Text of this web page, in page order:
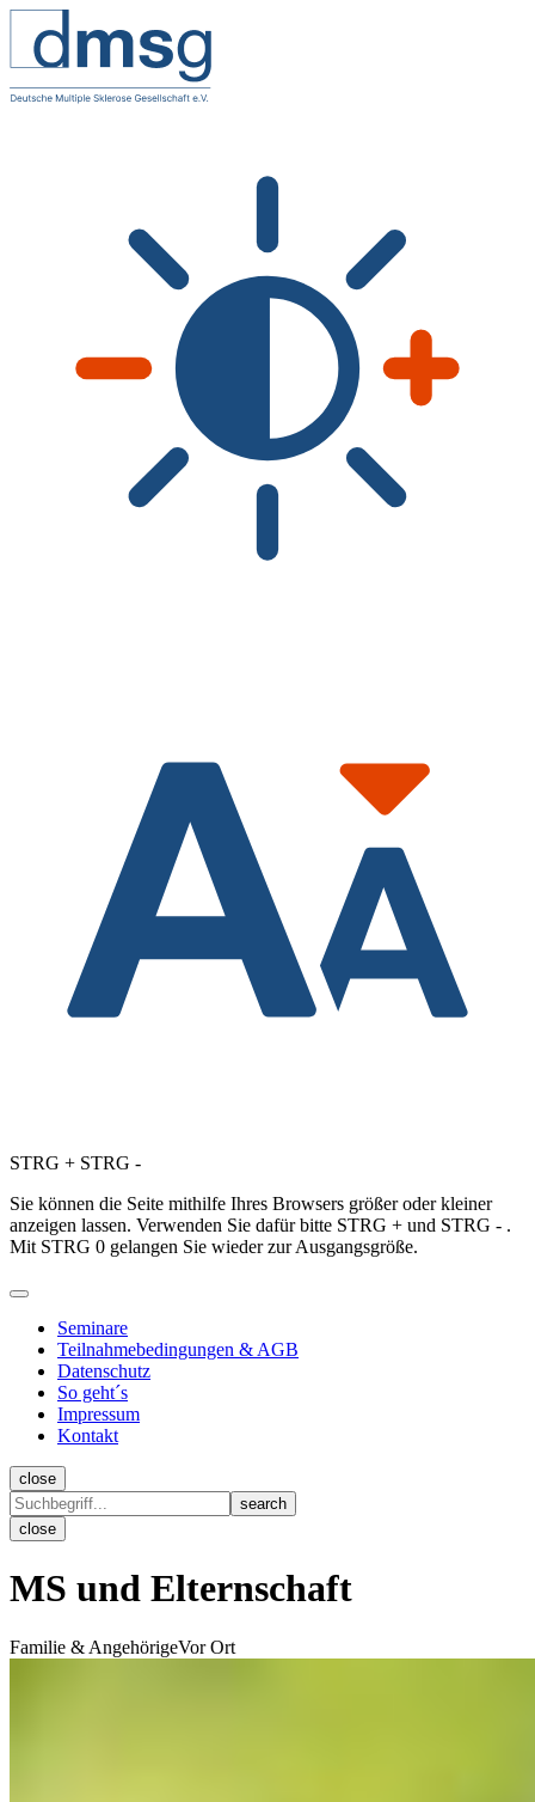
STRG + STRG -
Sie können die Seite mithilfe Ihres Browsers größer oder kleiner
anzeigen lassen. Verwenden Sie dafür bitte STRG + und STRG - .
Mit STRG 0 gelangen Sie wieder zur Ausgangsgröße.
Seminare
Teilnahmebedingungen & AGB
Datenschutz
So geht´s
Impressum
Kontakt
close
close
MS und Elternschaft
Familie & AngehörigeVor Ort